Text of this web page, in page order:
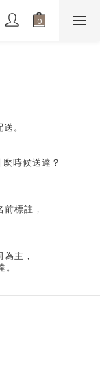
。
時候送達？
標註，
主，